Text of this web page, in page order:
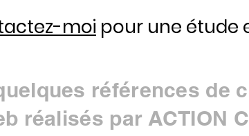
moi pour une étude
références de
réalisés par ACTION